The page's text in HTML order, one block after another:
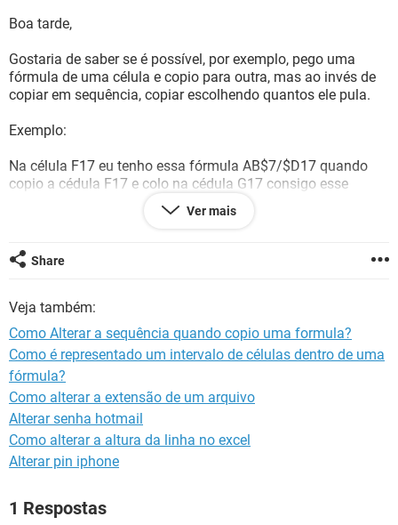
GUIA DE COMPRAS
GUIA DE COMPRAS
CELULAR
OUTLOOK EXCEL
INSTAGRAM GMAIL
Boa tarde,
Gostaria de saber se é possível, por exemplo, pego uma
fórmula de uma célula e copio para outra, mas ao invés de
copiar em sequência, copiar escolhendo quantos ele pula.
Exemplo:
Na célula F17 eu tenho essa fórmula AB$7/$D17 quando
copio a cédula F17 e colo na cédula G17 consigo esse
resultado AC$7/$D17 mas preciso que fique assim
tipo AB para AH.
Ver mais
Share
Veja também:
Como Alterar a sequência quando copio uma formula?
Como é representado um intervalo de células dentro de uma
fórmula?
Como alterar a extensão de um arquivo
Alterar senha hotmail
Como alterar a altura da linha no excel
Alterar pin iphone
1 Respostas